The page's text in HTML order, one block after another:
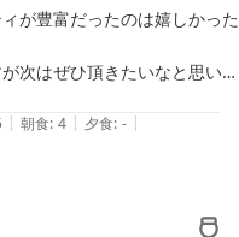
ご用意できず、残念なお気
。
合がございますが、またご
でございます。
ただけたとのこと、ありが
なお楽しみになるよう心掛
が豊富だったのは嬉しかった
次はぜひ頂きたいなと思いま
ッキン部分にかび、？汚れ？
部分)の可能性もあるので特
トなどもあったので美味しく
| 朝食: 4 | 夕食: - |